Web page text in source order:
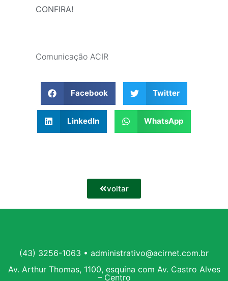
CONFIRA!
Comunicação ACIR
Facebook Twitter
LinkedIn WhatsApp
voltar
(43) 3256-1063 • administrativo@acirnet.com.br
Av. Arthur Thomas, 1100, esquina com Av. Castro Alves
– Centro